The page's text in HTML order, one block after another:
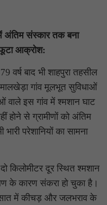
अंतिम संस्कार तक बना
फूटा आक्रोश:
वर्ष बाद भी शाहपुरा तहसील
मालखेड़ा गांव मूलभूत सुविधाओं
वाले इस गांव में श्मशान घाट
होने से ग्रामीणों को अंतिम
परेशानियों का सामना
किलोमीटर दूर स्थित श्मशान
के कारण संकरा हो चुका है।
में कीचड़ और जलभराव के